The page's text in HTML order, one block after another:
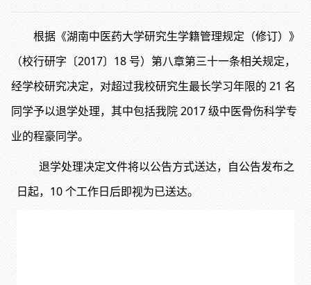
根据《湖南中医药大学研究生学籍管理规定（修订）》
（校行研字〔2017〕18 号）第八章第三十一条相关规定，
经学校研究决定，对超过我校研究生最长学习年限的 21 名
同学予以退学处理，其中包括我院 2017 级中医骨伤科学专
业的程豪同学。
退学处理决定文件将以公告方式送达，自公告发布之
日起，10 个工作日后即视为已送达。